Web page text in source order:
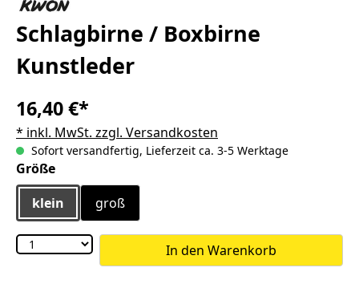
Schlagbirne / Boxbirne
Kunstleder
16,40 €*
* inkl. MwSt. zzgl. Versandkosten
Sofort versandfertig, Lieferzeit ca. 3-5 Werktage
Größeauswählen
klein
groß
In den Warenkorb